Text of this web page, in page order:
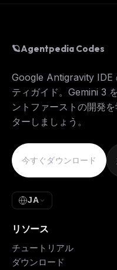
🪐Agentpedia Codes
Google Antigravity IDE
ティガイド。Gemini 3
ントファーストの開発
ターしましょう。
今すぐダウンロード
JA
リソース
チュートリアル
ダウンロード